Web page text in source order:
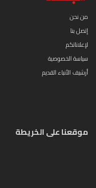
من نحن
إتصل بنا
لإعلاناتكم
سياسة الخصوصية
أرشيف الأنباء القديم
موقعنا على الخريطة